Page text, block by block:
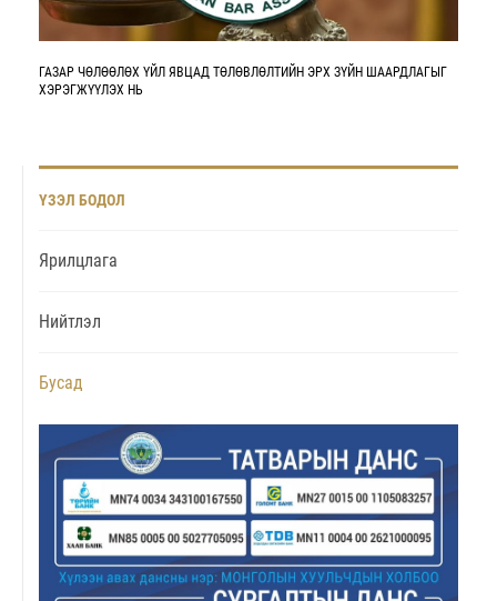
ГАЗАР ЧӨЛӨӨЛӨХ ҮЙЛ ЯВЦАД ТӨЛӨВЛӨЛТИЙН ЭРХ ЗҮЙН ШААРДЛАГЫГ
ХЭРЭГЖҮҮЛЭХ НЬ
ҮЗЭЛ БОДОЛ
Ярилцлага
Нийтлэл
Бусад